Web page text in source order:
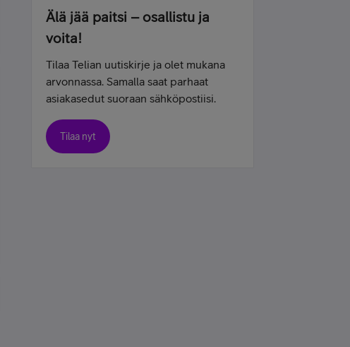
Älä jää paitsi – osallistu ja
voita!
Tilaa Telian uutiskirje ja olet mukana
arvonnassa. Samalla saat parhaat
asiakasedut suoraan sähköpostiisi.
Tilaa nyt